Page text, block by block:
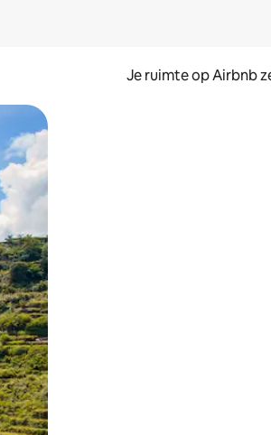
Je ruimte op Airbnb
swipen.